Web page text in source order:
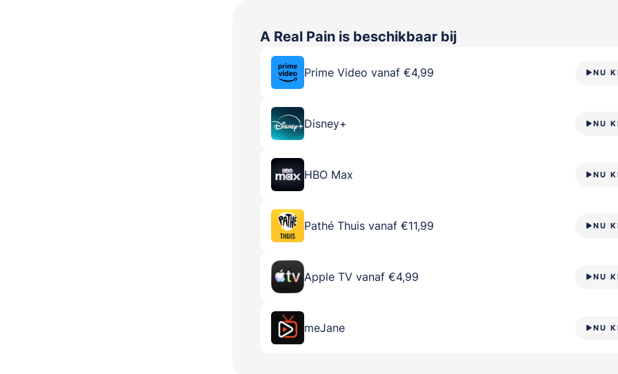
A Real Pain is beschikbaar bij
Prime Video vanaf €4,99 NU
Disney+ NU
HBO Max NU
Pathé Thuis vanaf €11,99 NU
Apple TV vanaf €4,99 NU
meJane NU